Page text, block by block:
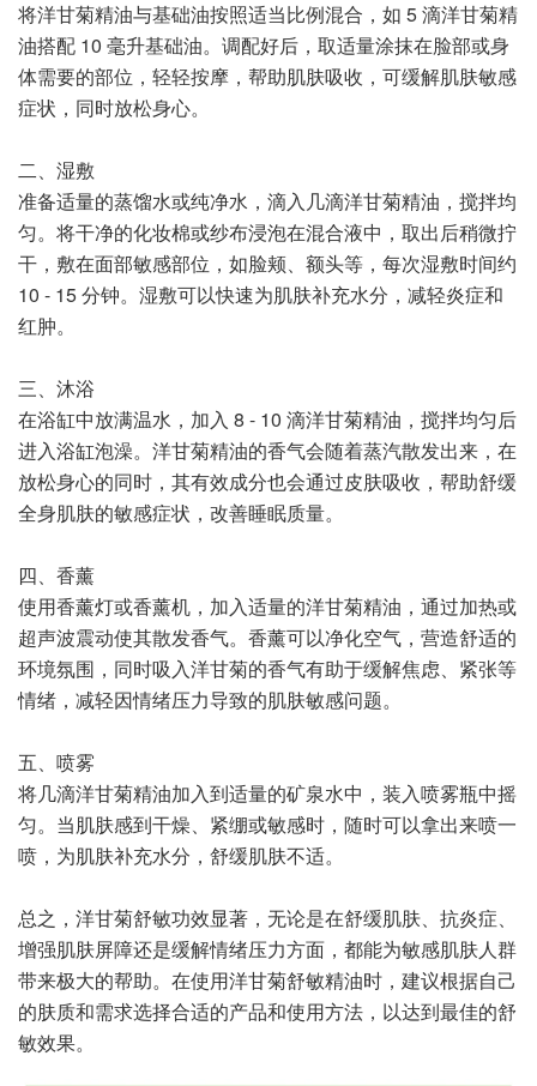
将洋甘菊精油与基础油按照适当比例混合，如 5 滴洋甘菊精
油搭配 10 毫升基础油。调配好后，取适量涂抹在脸部或身
体需要的部位，轻轻按摩，帮助肌肤吸收，可缓解肌肤敏感
症状，同时放松身心。
二、湿敷
准备适量的蒸馏水或纯净水，滴入几滴洋甘菊精油，搅拌均
匀。将干净的化妆棉或纱布浸泡在混合液中，取出后稍微拧
干，敷在面部敏感部位，如脸颊、额头等，每次湿敷时间约
10 - 15 分钟。湿敷可以快速为肌肤补充水分，减轻炎症和
红肿。
三、沐浴
在浴缸中放满温水，加入 8 - 10 滴洋甘菊精油，搅拌均匀后
进入浴缸泡澡。洋甘菊精油的香气会随着蒸汽散发出来，在
放松身心的同时，其有效成分也会通过皮肤吸收，帮助舒缓
全身肌肤的敏感症状，改善睡眠质量。
四、香薰
使用香薰灯或香薰机，加入适量的洋甘菊精油，通过加热或
超声波震动使其散发香气。香薰可以净化空气，营造舒适的
环境氛围，同时吸入洋甘菊的香气有助于缓解焦虑、紧张等
情绪，减轻因情绪压力导致的肌肤敏感问题。
五、喷雾
将几滴洋甘菊精油加入到适量的矿泉水中，装入喷雾瓶中摇
匀。当肌肤感到干燥、紧绷或敏感时，随时可以拿出来喷一
喷，为肌肤补充水分，舒缓肌肤不适。
总之，洋甘菊舒敏功效显著，无论是在舒缓肌肤、抗炎症、
增强肌肤屏障还是缓解情绪压力方面，都能为敏感肌肤人群
带来极大的帮助。在使用洋甘菊舒敏精油时，建议根据自己
的肤质和需求选择合适的产品和使用方法，以达到最佳的舒
敏效果。